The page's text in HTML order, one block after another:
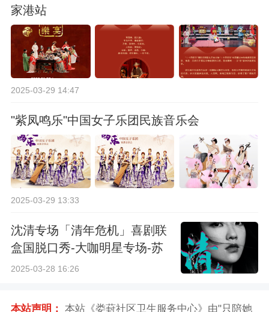
家港站
2025-03-29 14:47
"紫凤鸣乐"中国女子乐团民族音乐会
2025-03-29 13:33
沈清专场「清年危机」喜剧联
盒国脱口秀-大咖明星专场-苏
州站
2025-03-28 16:26
本站声明： 本站《娄葑社区卫生服务中心》由"只陪她